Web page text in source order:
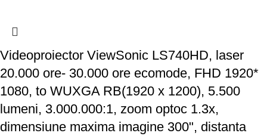
Videoproiector ViewSonic LS740HD, laser
20.000 ore- 30.000 ore ecomode, FHD 1920*
1080, to WUXGA RB(1920 x 1200), 5.500
lumeni, 3.000.000:1, zoom optoc 1.3x,
dimensiune maxima imagine 300", distanta